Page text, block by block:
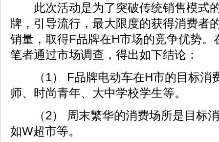
此次活动是为了突破传统销售模式
牌，引导流行，最大限度的获得消费者
销量，取得F品牌在H市场的竞争优势。
笔者通过市场调查，得出如下结论：
（1） F品牌电动车在H市的目标消
师、时尚青年、大中学校学生等。
（2） 周末繁华的消费场所是目标消
如W超市等。